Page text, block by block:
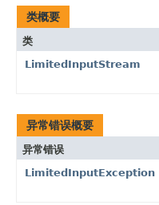
类概要
类
LimitedInputStream
异常错误概要
异常错误
LimitedInputException